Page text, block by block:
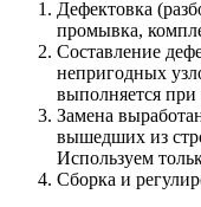
Дефектовка
промывка,
Составление
непригодных
выполняется при
Замена
вышедших из
Используем
Сборка и